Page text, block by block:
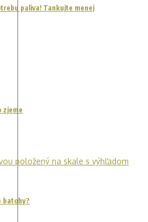
paliva! Tankujte menej
zjeme
batohy?